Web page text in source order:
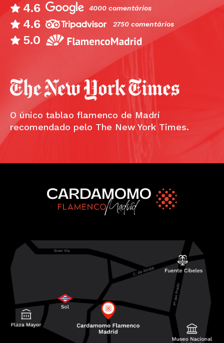
4.6 4000 comentários
4.6 2750 comentários
5.0
O único tablao flamenco de Madri
recomendado pelo The New York Times.